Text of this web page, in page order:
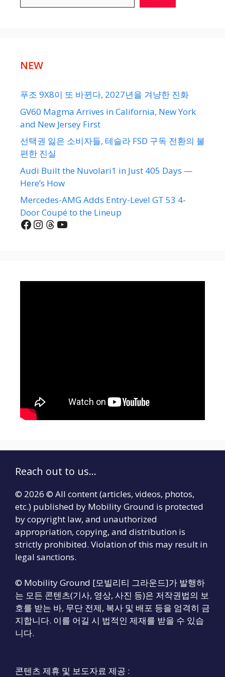
NEW
푸조 9X8이 또 바뀐다, 2027년을 겨냥한 진화
GV60 Magma Arrives in California, New York
and New Jersey First
선택권 잃은 소비자들, 테슬라 FSD 구독 전환의 불
편한 진실
Audi Built the Nuvolari1 in Just 405 Days —
Here’s How
Mercedes-AMG Adds Entry-Level GT 53 4-
Door Coupé to the Lineup
Facebook
Instagram
Threads
YouTube
Reach out to us...
© 2026 © All content (articles, videos, photos,
etc.) published by Mobility Ground is protected
by copyright law, and unauthorized
appropriation, copying, and distribution is
strictly prohibited. Violation of this may result in
legal sanctions.
© Mobility Ground [모빌리티 그라운드]가 발행하
는 모든 콘텐츠(기사, 영상, 사진 등)은 저작권법의 보
호를 받는 바, 무단 전제, 복사 및 배포 등을 엄격히 금
지합니다. 이를 어길 시 법적인 제재를 받을 수 있습
니다.
콘텐츠 제휴 및 보도자료 제공 :